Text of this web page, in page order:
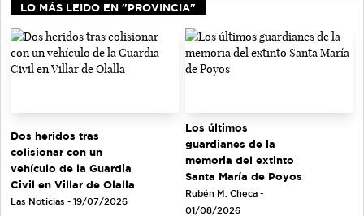
LO MÁS LEIDO EN "PROVINCIA"
Dos heridos tras
colisionar con un
vehículo de la Guardia
Civil en Villar de Olalla
Las Noticias - 19/07/2026
Los últimos
guardianes de la
memoria del extinto
Santa María de Poyos
Rubén M. Checa -
01/08/2026